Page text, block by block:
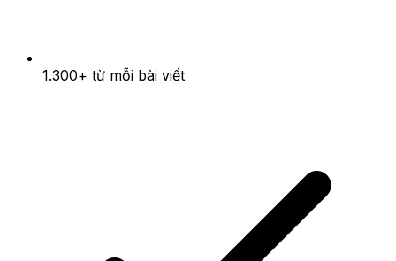
1.300+ từ mỗi bài viết